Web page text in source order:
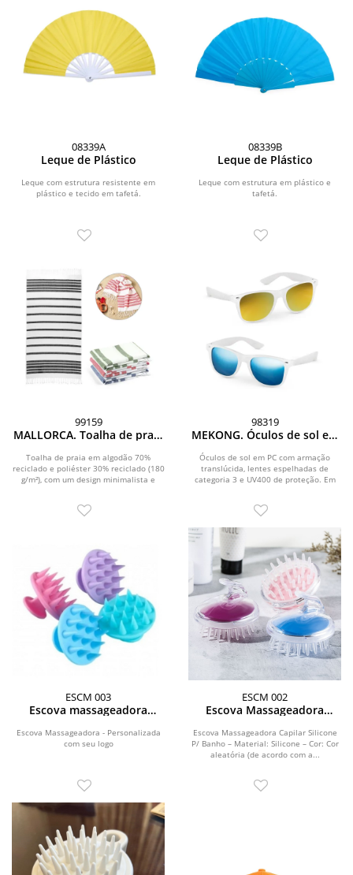
08339A
Leque de Plástico
Leque com estrutura resistente em
plástico e tecido em tafetá.
08339B
Leque de Plástico
Leque com estrutura em plástico e
tafetá.
99159
MALLORCA. Toalha de praia
poliéster 30% reciclado (180
g/m²)
Toalha de praia em algodão 70%
reciclado e poliéster 30% reciclado (180
g/m²), com um design minimalista e
98319
MEKONG. Óculos de sol em
translúcida
Óculos de sol em PC com armação
translúcida, lentes espelhadas de
categoria 3 e UV400 de proteção. Em
ESCM 003
Escova massageadora
Escova Massageadora - Personalizada
com seu logo
ESCM 002
Escova Massageadora
Escova Massageadora Capilar Silicone
P/ Banho – Material: Silicone – Cor: Cor
aleatória (de acordo com a...